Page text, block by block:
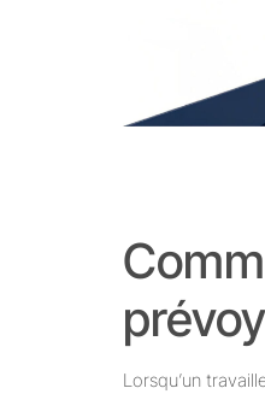
Lorsqu’un